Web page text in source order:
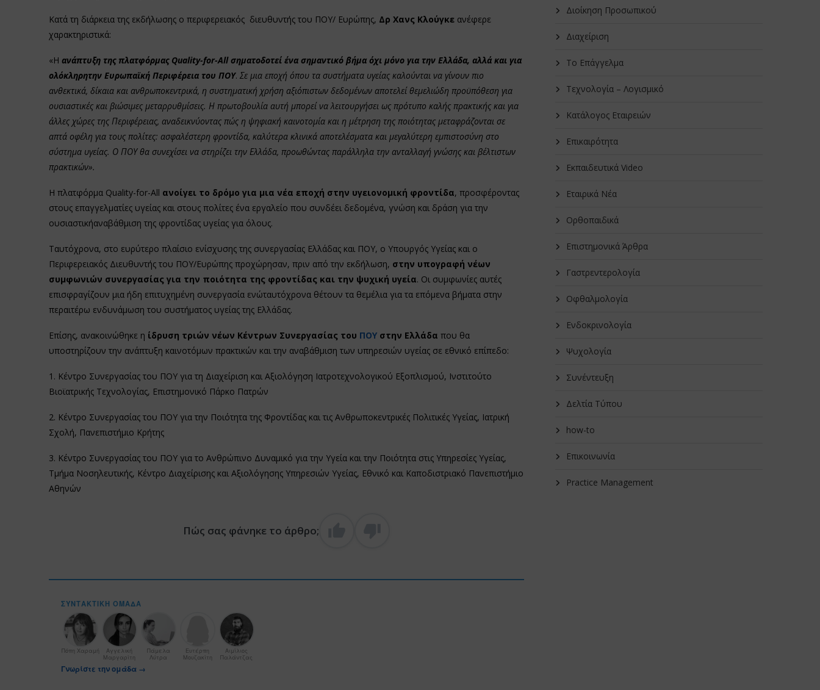
Κατά τη διάρκεια της εκδήλωσης ο περιφερειακός διευθυντής του ΠΟΥ/ Ευρώπης, Δρ Χανς Κλούγκεανέφερε
χαρακτηριστικά:
«Η ανάπτυξη της πλατφόρμας Quality-for-All σηματοδοτεί ένα σημαντικό βήμα όχι μόνο για την Ελλάδα, αλλά και για
ολόκληρητην Ευρωπαϊκή Περιφέρεια του ΠΟΥ. Σε μια εποχή όπου τα συστήματα υγείας καλούνται να γίνουν πιο
ανθεκτικά, δίκαια και ανθρωποκεντρικά, η συστηματική χρήση αξιόπιστων δεδομένων αποτελεί θεμελιώδη προϋπόθεση για
ουσιαστικές και βιώσιμες μεταρρυθμίσεις. Η πρωτοβουλία αυτή μπορεί να λειτουργήσει ως πρότυπο καλής πρακτικής και για
άλλες χώρες της Περιφέρειας, αναδεικνύοντας πώς η ψηφιακή καινοτομία και η μέτρηση της ποιότητας μεταφράζονται σε
απτά οφέλη για τους πολίτες: ασφαλέστερη φροντίδα, καλύτερα κλινικά αποτελέσματα και μεγαλύτερη εμπιστοσύνη στο
σύστημα υγείας. Ο ΠΟΥ θα συνεχίσει να στηρίζει την Ελλάδα, προωθώντας παράλληλα την ανταλλαγή γνώσης και βέλτιστων
πρακτικών».
Η πλατφόρμα Quality-for-All ανοίγει το δρόμο για μια νέα εποχή στην υγειονομική φροντίδα, προσφέροντας
στους επαγγελματίες υγείας και στους πολίτες ένα εργαλείο που συνδέει δεδομένα, γνώση και δράση για την
ουσιαστικήαναβάθμιση της φροντίδας υγείας για όλους.
Ταυτόχρονα, στο ευρύτερο πλαίσιο ενίσχυσης της συνεργασίας Ελλάδας και ΠΟΥ, ο Υπουργός Υγείας και ο
Περιφερειακός Διευθυντής του ΠΟΥ/Ευρώπης προχώρησαν, πριν από την εκδήλωση, στην υπογραφή νέων
συμφωνιών συνεργασίας για την ποιότητα της φροντίδας και την ψυχική υγεία. Οι συμφωνίες αυτές
επισφραγίζουν μια ήδη επιτυχημένη συνεργασία ενώταυτόχρονα θέτουν τα θεμέλια για τα επόμενα βήματα στην
περαιτέρω ενδυνάμωση του συστήματος υγείας της Ελλάδας.
Επίσης, ανακοινώθηκε η ίδρυση τριών νέων Κέντρων Συνεργασίας του ΠΟΥστην Ελλάδα που θα
υποστηρίζουν την ανάπτυξη καινοτόμων πρακτικών και την αναβάθμιση των υπηρεσιών υγείας σε εθνικό επίπεδο:
1. Κέντρο Συνεργασίας του ΠΟΥ για τη Διαχείριση και Αξιολόγηση Ιατροτεχνολογικού Εξοπλισμού, Ινστιτούτο
Βιοϊατρικής Τεχνολογίας, Επιστημονικό Πάρκο Πατρών
2. Κέντρο Συνεργασίας του ΠΟΥ για την Ποιότητα της Φροντίδας και τις Ανθρωποκεντρικές Πολιτικές Υγείας, Ιατρική
Σχολή, Πανεπιστήμιο Κρήτης
3. Κέντρο Συνεργασίας του ΠΟΥ για το Ανθρώπινο Δυναμικό για την Υγεία και την Ποιότητα στις Υπηρεσίες Υγείας,
Τμήμα Νοσηλευτικής, Κέντρο Διαχείρισης και Αξιολόγησης Υπηρεσιών Υγείας, Εθνικό και Καποδιστριακό Πανεπιστήμιο
Αθηνών
Πώς σας φάνηκε το άρθρο;
ΣΥΝΤΑΚΤΙΚΉ ΟΜΆΔΑ
Πόπη Χαραμή
Αγγελική
Μαργαρίτη
Πάμελα
Λύτρα
Ευτέρπη
Μουζακίτη
Αιμίλιος
Παλάντζας
Γνωρίστε την ομάδα →
Διοίκηση Προσωπικού
Διαχείριση
Το Επάγγελμα
Τεχνολογία – Λογισμικό
Κατάλογος Εταιρειών
Επικαιρότητα
Εκπαιδευτικά Video
Εταιρικά Νέα
Oρθοπαιδικά
Επιστημονικά Άρθρα
Γαστρεντερολογία
Οφθαλμολογία
Ενδοκρινολογία
Ψυχολογία
Συνέντευξη
Δελτία Τύπου
how-to
Επικοινωνία
Practice Management